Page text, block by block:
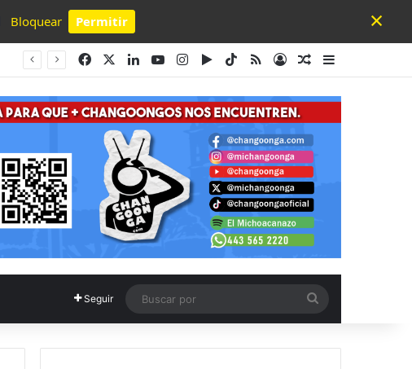
Bloquear Permitir
Powered by SendPulse
×
FacebookLinkedInYouTubeInstagram
Google Play
TikTok
RSSAccesoPublicación al
Barra lateral
Seguir
por